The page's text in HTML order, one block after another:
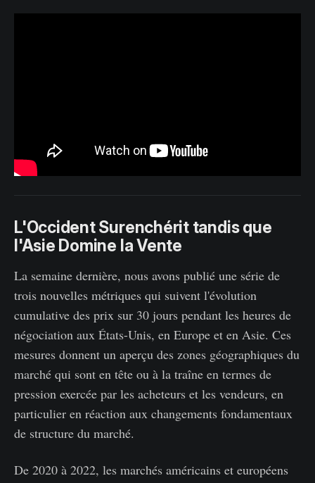
L'Occident Surenchérit tandis que
l'Asie Domine la Vente
La semaine dernière, nous avons publié une série de
trois nouvelles métriques qui suivent l'évolution
cumulative des prix sur 30 jours pendant les heures de
négociation aux États-Unis, en Europe et en Asie. Ces
mesures donnent un aperçu des zones géographiques du
marché qui sont en tête ou à la traîne en termes de
pression exercée par les acheteurs et les vendeurs, en
particulier en réaction aux changements fondamentaux
de structure du marché.
De 2020 à 2022, les marchés américains et européens